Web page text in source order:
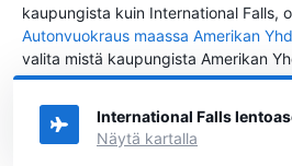
kaupungista kuin International Falls,
Autonvuokraus maassa Amerikan
valita mistä kaupungista Amerikan
vuokrata auton.
International Falls
Näytä kartalla